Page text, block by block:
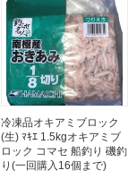
冷凍品オキアミブロック
(生) ﾏｷｴ 1.5kgオキアミブ
ロック コマセ 船釣り 磯釣
り(一回購入16個まで)